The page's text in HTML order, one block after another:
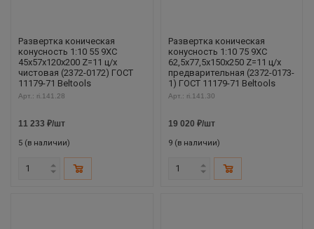
Развертка коническая
конусность 1:10 55 9ХС
45х57х120х200 Z=11 ц/х
чистовая (2372-0172) ГОСТ
11179-71 Beltools
Арт.: ri.141.28
11 233 ₽/шт
5 (в наличии)
Развертка коническая
конусность 1:10 75 9ХС
62,5х77,5х150х250 Z=11 ц/х
предварительная (2372-0173-
1) ГОСТ 11179-71 Beltools
Арт.: ri.141.30
19 020 ₽/шт
9 (в наличии)